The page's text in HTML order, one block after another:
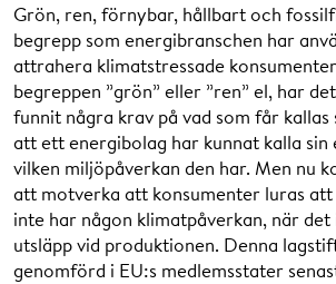
Grön, ren, förnybar, hållbart och
begrepp som energibranschen har
attrahera klimatstressade
begreppen ”grön” eller ”ren” el, har
funnit några krav på vad som får kallas
att ett energibolag har kunnat kalla sin
vilken miljöpåverkan den har. Men nu
att motverka att konsumenter luras
inte har någon klimatpåverkan, när
utsläpp vid produktionen. Denna
genomförd i EU:s medlemsstater